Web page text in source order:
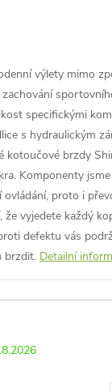
výlety mimo
specifickými
s hydraulickým
kotoučové brzdy
Komponenty
proto i
vyjedete každý
defektu vás
brzdit. Detailní